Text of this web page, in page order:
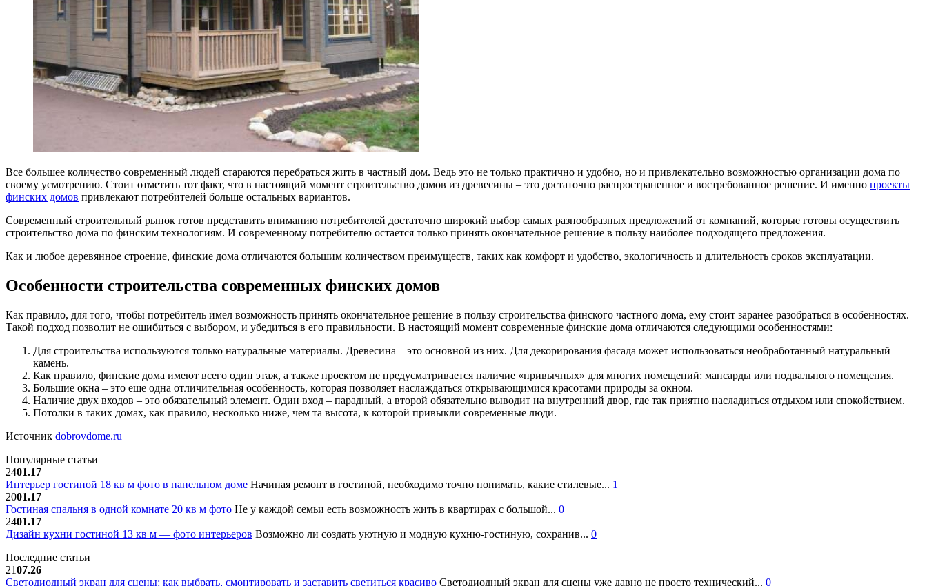
Все большее количество современный людей стараются перебраться жить в частный дом. Ведь это не только практично и удобно, но и привлекательно возможностью организации дома по
своему усмотрению. Стоит отметить тот факт, что в настоящий момент строительство домов из древесины – это достаточно распространенное и востребованное решение. И именно проекты
финских домов привлекают потребителей больше остальных вариантов.
Современный строительный рынок готов представить вниманию потребителей достаточно широкий выбор самых разнообразных предложений от компаний, которые готовы осуществить
строительство дома по финским технологиям. И современному потребителю остается только принять окончательное решение в пользу наиболее подходящего предложения.
Как и любое деревянное строение, финские дома отличаются большим количеством преимуществ, таких как комфорт и удобство, экологичность и длительность сроков эксплуатации.
Особенности строительства современных финских домов
Как правило, для того, чтобы потребитель имел возможность принять окончательное решение в пользу строительства финского частного дома, ему стоит заранее разобраться в особенностях.
Такой подход позволит не ошибиться с выбором, и убедиться в его правильности. В настоящий момент современные финские дома отличаются следующими особенностями:
Для строительства используются только натуральные материалы. Древесина – это основной из них. Для декорирования фасада может использоваться необработанный натуральный
камень.
Как правило, финские дома имеют всего один этаж, а также проектом не предусматривается наличие «привычных» для многих помещений: мансарды или подвального помещения.
Большие окна – это еще одна отличительная особенность, которая позволяет наслаждаться открывающимися красотами природы за окном.
Наличие двух входов – это обязательный элемент. Один вход – парадный, а второй обязательно выводит на внутренний двор, где так приятно насладиться отдыхом или спокойствием.
Потолки в таких домах, как правило, несколько ниже, чем та высота, к которой привыкли современные люди.
Источник dobrovdome.ru
Популярные статьи
2401.17
Интерьер гостиной 18 кв м фото в панельном доме Начиная ремонт в гостиной, необходимо точно понимать, какие стилевые... 1
2001.17
Гостиная спальня в одной комнате 20 кв м фото Не у каждой семьи есть возможность жить в квартирах с большой... 0
2401.17
Дизайн кухни гостиной 13 кв м — фото интерьеров Возможно ли создать уютную и модную кухню-гостиную, сохранив... 0
Последние статьи
2107.26
Светодиодный экран для сцены: как выбрать, смонтировать и заставить светиться красиво Светодиодный экран для сцены уже давно не просто технический... 0